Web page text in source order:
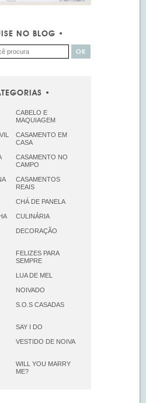
NO BLOG
CABELO E
MAQUIAGEM
CASAMENTO EM
CASA
CASAMENTO NO
CAMPO
CASAMENTOS
REAIS
CHÁ DE PANELA
CULINÁRIA
DECORAÇÃO
FELIZES PARA
SEMPRE
LUA DE MEL
NOIVADO
S.O.S CASADAS
SAY I DO
VESTIDO DE NOIVA
WILL YOU MARRY
ME?